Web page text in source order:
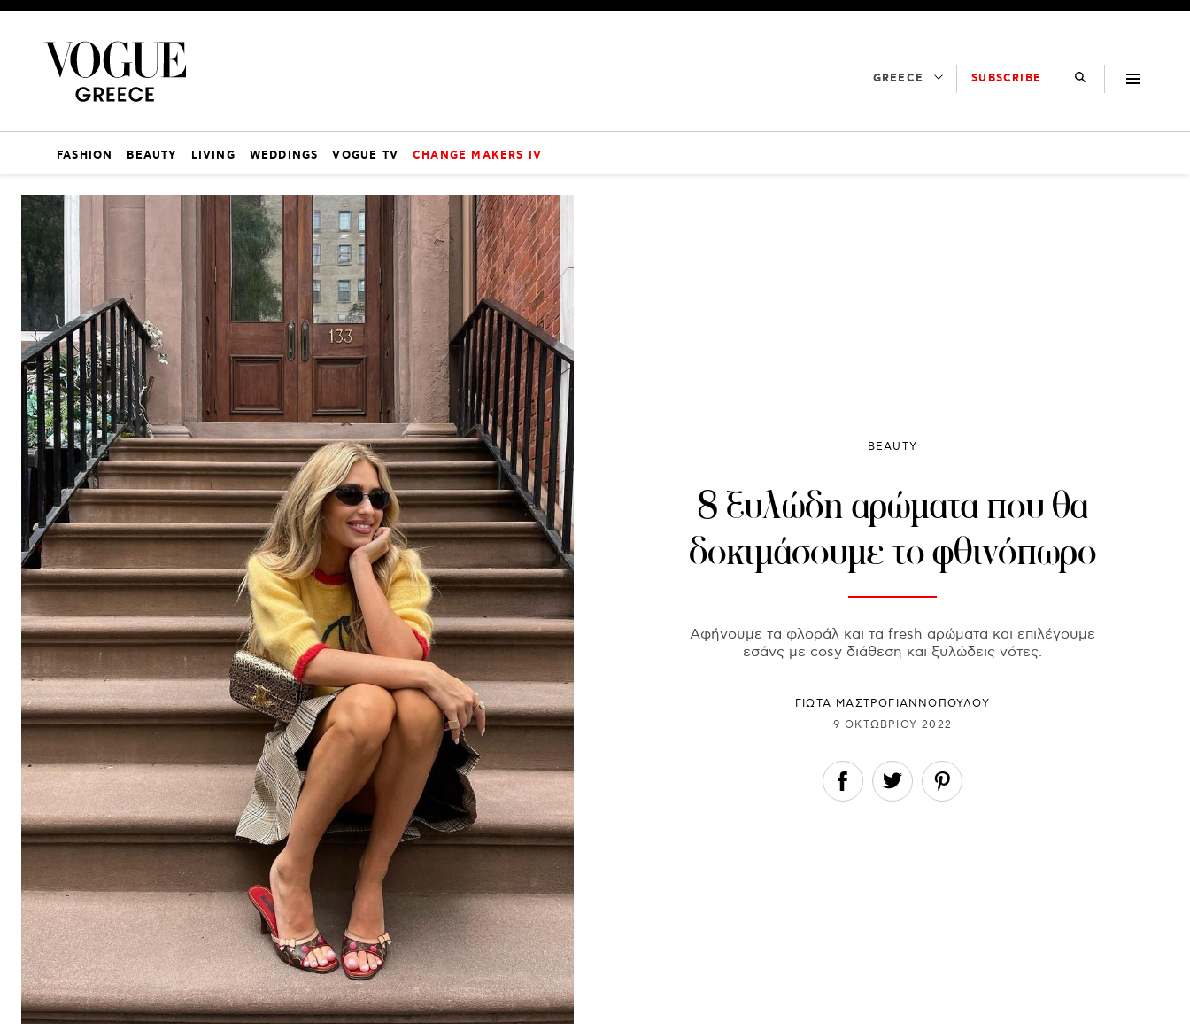
GREECE SUBSCRIBE
FASHION BEAUTY LIVING WEDDINGS VOGUE TV CHANGE MAKERS IV
BEAUTY
8 ξυλώδη αρώματα που θα
δοκιμάσουμε το φθινόπωρο
Αφήνουμε τα φλοράλ και τα fresh αρώματα και επιλέγουμε
εσάνς με cosy διάθεση και ξυλώδεις νότες.
ΓΙΩΤΑ ΜΑΣΤΡΟΓΙΑΝΝΟΠΟΥΛΟΥ
9 ΟΚΤΩΒΡΊΟΥ 2022